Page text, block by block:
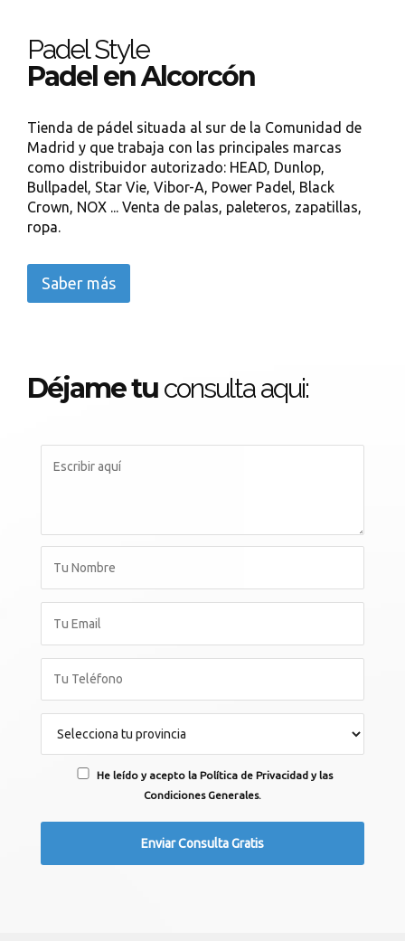
Padel Style
Padel en Alcorcón
Tienda de pádel situada al sur de la Comunidad de
Madrid y que trabaja con las principales marcas
como distribuidor autorizado: HEAD, Dunlop,
Bullpadel, Star Vie, Vibor-A, Power Padel, Black
Crown, NOX ... Venta de palas, paleteros, zapatillas,
ropa.
Saber más
Déjame tu consulta aqui:
He leído y acepto la Política de Privacidad y las
Condiciones Generales.